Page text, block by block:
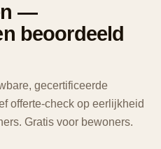
—
beoordeeld
gecertificeerde
offerte-check op eerlijkheid
Gratis voor bewoners.